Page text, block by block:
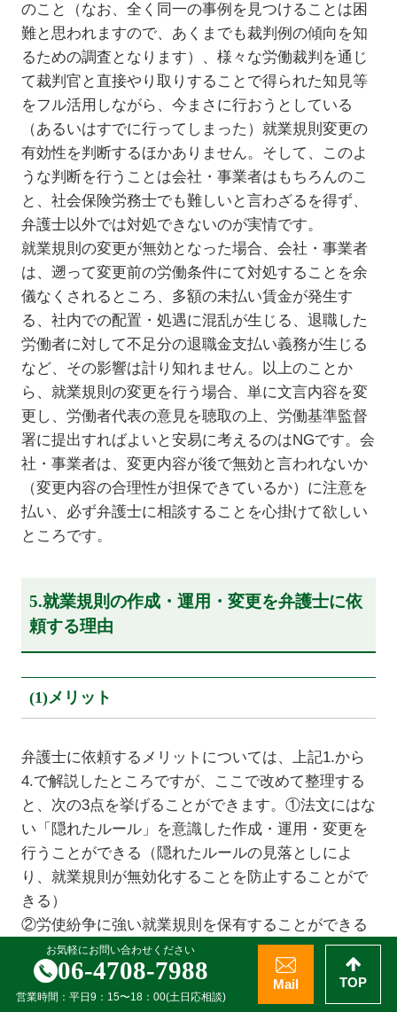
のこと（なお、全く同一の事例を見つけることは困
難と思われますので、あくまでも裁判例の傾向を知
るための調査となります）、様々な労働裁判を通じ
て裁判官と直接やり取りすることで得られた知見等
をフル活用しながら、今まさに行おうとしている
（あるいはすでに行ってしまった）就業規則変更の
有効性を判断するほかありません。そして、このよ
うな判断を行うことは会社・事業者はもちろんのこ
と、社会保険労務士でも難しいと言わざるを得ず、
弁護士以外では対処できないのが実情です。
就業規則の変更が無効となった場合、会社・事業者
は、遡って変更前の労働条件にて対処することを余
儀なくされるところ、多額の未払い賃金が発生す
る、社内での配置・処遇に混乱が生じる、退職した
労働者に対して不足分の退職金支払い義務が生じる
など、その影響は計り知れません。以上のことか
ら、就業規則の変更を行う場合、単に文言内容を変
更し、労働者代表の意見を聴取の上、労働基準監督
署に提出すればよいと安易に考えるのはNGです。会
社・事業者は、変更内容が後で無効と言われないか
（変更内容の合理性が担保できているか）に注意を
払い、必ず弁護士に相談することを心掛けて欲しい
ところです。
5.就業規則の作成・運用・変更を弁護士に依
頼する理由
(1)メリット
弁護士に依頼するメリットについては、上記1.から
4.で解説したところですが、ここで改めて整理する
と、次の3点を挙げることができます。①法文にはな
い「隠れたルール」を意識した作成・運用・変更を
行うことができる（隠れたルールの見落としによ
り、就業規則が無効化することを防止することがで
きる）
②労使紛争に強い就業規則を保有することができる
（労使紛争が発生しても、就業規則に定めたルール
を提示することで、早期解決・拡大防止を図ること
ができる）
お気軽にお問い合わせください
06-4708-7988
営業時間： 平日9：15〜18：00(土日応相談)
Mail TOP